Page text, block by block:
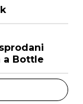
a Bottle